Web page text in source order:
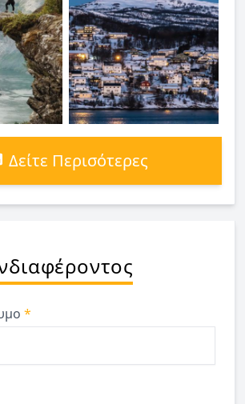
Δείτε Περισότερες
*